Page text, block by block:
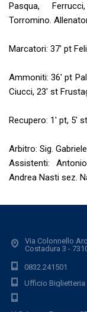
Pasqua,
Torromino.
Marcatori: 37' pt
Ammoniti: 36' pt
Ciucci, 23' st
Recupero: 1' pt, 5' st
Arbitro: Sig.
Assistenti:
Andrea Nasti sez.
Via Colonnello
Costadura 3 -
0832.241501
Ufficio Biglietteria